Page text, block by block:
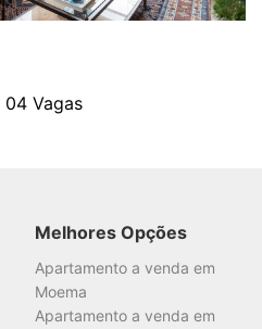
04 Vagas
Melhores Opções
Apartamento a venda em
Moema
Apartamento a venda em